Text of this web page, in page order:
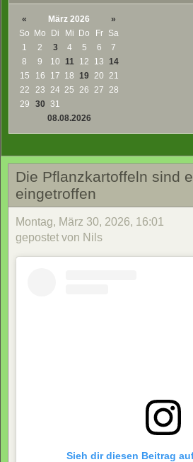
« März 2026
»
So Mo Di Mi Do Fr
Sa
1
2 3 4 5 6
7
8
9 10 11 12 13 14
15
16 17 18 19 20 21
22
23 24 25 26 27 28
29
30 31
08.08.2026
Die Pflanzkartoffeln sind
eingetroffen
Montag, März 30, 2026, 16:01
gepostet von Nils
Sieh dir diesen Beitrag